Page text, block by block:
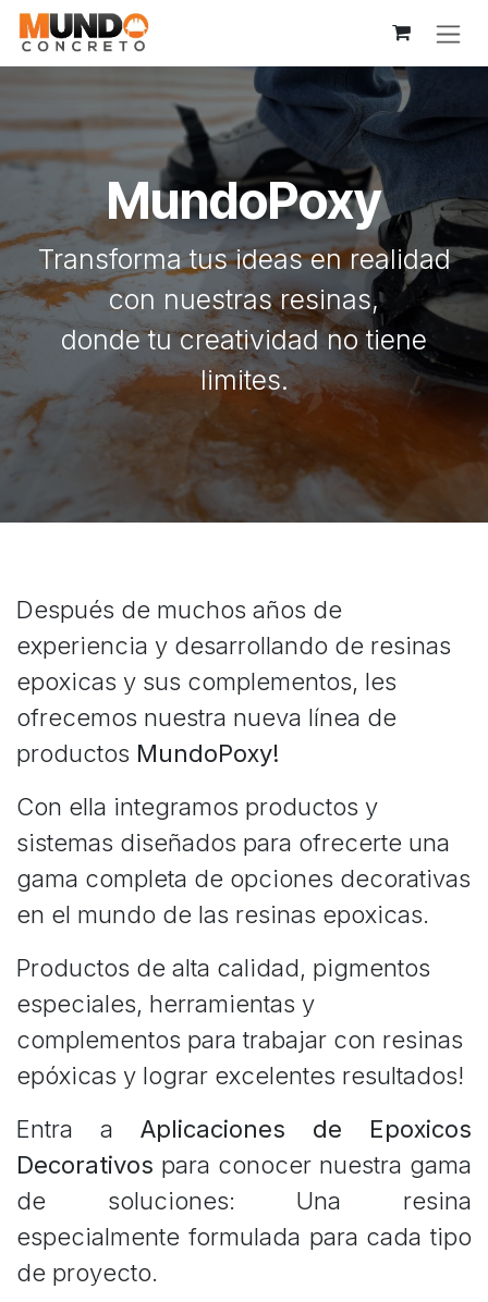
Ir al contenido
MundoPoxy
Transforma tus ideas en realidad
con nuestras resinas,
donde tu creatividad no tiene
limites.
Después de muchos años de
experiencia y desarrollando de resinas
epoxicas y sus complementos, les
ofrecemos nuestra nueva línea de
productos MundoPoxy!
Con ella integramos productos y
sistemas diseñados para ofrecerte una
gama completa de opciones decorativas
en el mundo de las resinas epoxicas.
Productos de alta calidad, pigmentos
especiales, herramientas y
complementos para trabajar con resinas
epóxicas y lograr excelentes resultados!
Entra a Aplicaciones de Epoxicos
Decorativos para conocer nuestra gama
de soluciones: Una resina
especialmente formulada para cada tipo
de proyecto.